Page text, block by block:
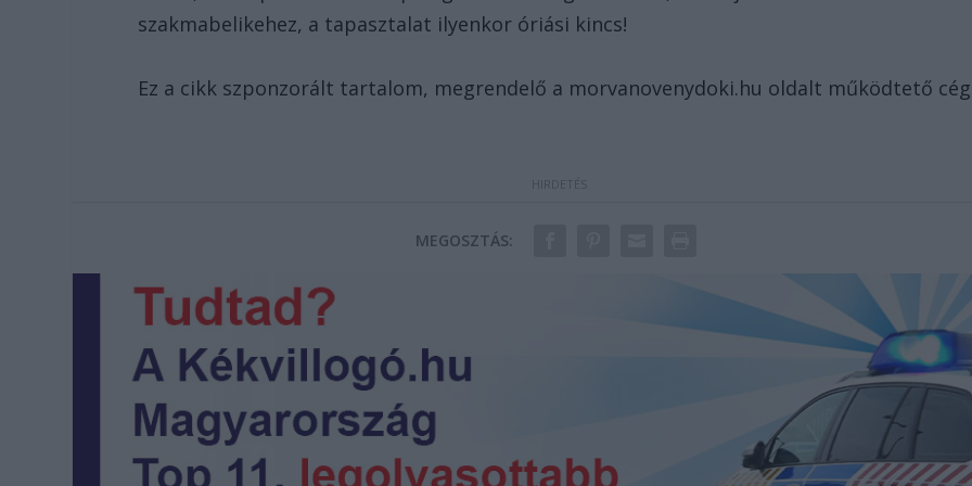
szakmabelikehez, a tapasztalat ilyenkor óriási kincs!
Ez a cikk szponzorált tartalom, megrendelő a morvanovenydoki.hu oldalt működtető
MEGOSZTÁS: